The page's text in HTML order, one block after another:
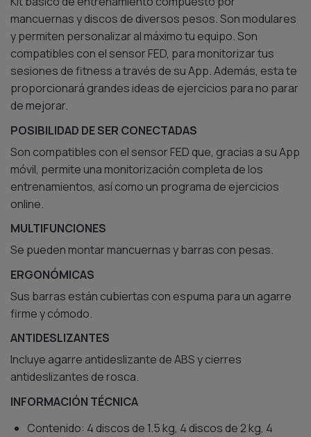
mancuernas y discos de diversos pesos. Son modulares
y permiten personalizar al máximo tu equipo. Son
compatibles con el sensor FED, para monitorizar tus
sesiones de fitness a través de su App. Además, esta te
proporcionará grandes ideas de ejercicios para no parar
de mejorar.
POSIBILIDAD DE SER CONECTADAS
Son compatibles con el sensor FED que, gracias a su App
móvil, permite una monitorización completa de los
entrenamientos, así como un programa de ejercicios
online.
MULTIFUNCIONES
Se pueden montar mancuernas y barras con pesas.
ERGONÓMICAS
Sus barras están cubiertas con espuma para un agarre
firme y cómodo.
ANTIDESLIZANTES
Incluye agarre antideslizante de ABS y cierres
antideslizantes de rosca.
INFORMACIÓN TÉCNICA
Contenido: 4 discos de 1.5 kg, 4 discos de 2 kg, 4